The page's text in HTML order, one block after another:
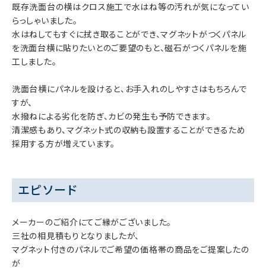
既存洗面台の横はクロス施工で水はね等の汚れが気になってい
らっしゃいました。
水はねしてもすぐに拭き取ることができ、マグネットがつくパネル
を洗面台横に貼りたいとのご要望のもと、磁石がつくパネルを施
工しました。
洗面台横にパネルを設けると、お手入れのしやすさはもちろんで
すが、
水撥ねによる劣化を防ぎ、カビの発生も予防できます。
清潔感もあり、マグネット式の収納も設置することができるため
採用する方が増えています。
エピソード
メーカーのご紹介にてご縁がございました。
三社の相見積もりとなりましたが、
マグネット付きのパネルでご希望の価格帯の商品をご提案したの
が